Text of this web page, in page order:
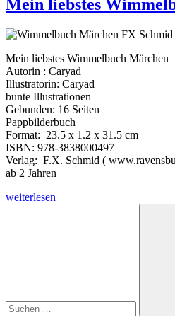
Mein liebstes
Mein liebstes Wimmelbuch Märchen
Autorin : Caryad
Illustratorin: Caryad
bunte Illustrationen
Gebunden: 16 Seiten
Pappbilderbuch
Format: 23.5 x 1.2 x 31.5 cm
ISBN: 978-3838000497
Verlag: F.X. Schmid (
ab 2 Jahren
„Mein
weiterlesen